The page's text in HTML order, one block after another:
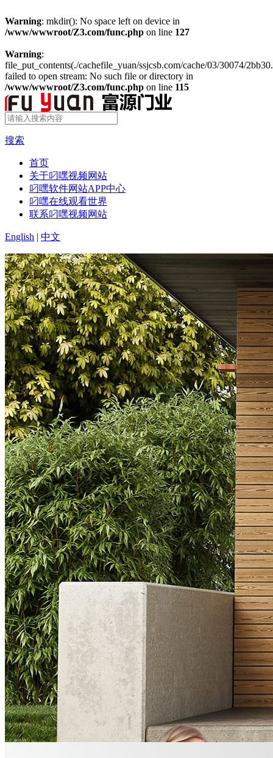
Warning: mkdir(): No space left on device in
/www/wwwroot/Z3.com/func.php on line 127
Warning:
file_put_contents(./cachefile_yuan/ssjcsb.com/cache/03/30074/
failed to open stream: No such file or directory in
/www/wwwroot/Z3.com/func.php on line 115
搜索
首页
关于叼嘿视频网站
叼嘿软件网站APP中心
叼嘿在线观看世界
联系叼嘿视频网站
English | 中文